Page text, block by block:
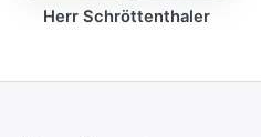
Herr Schröttenthaler